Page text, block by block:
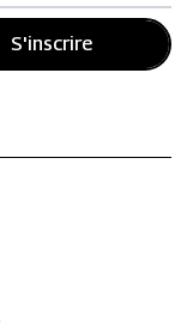
S'inscrire